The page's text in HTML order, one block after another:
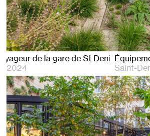
Bâtiment voyageur de la gare de St
2024
Saint-